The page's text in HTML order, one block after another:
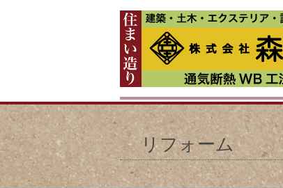
リフォーム